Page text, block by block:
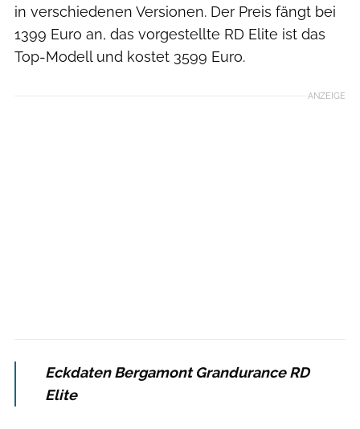
in verschiedenen Versionen. Der Preis fängt bei
1399 Euro an, das vorgestellte RD Elite ist das
Top-Modell und kostet 3599 Euro.
ANZEIGE
Eckdaten Bergamont Grandurance RD
Elite